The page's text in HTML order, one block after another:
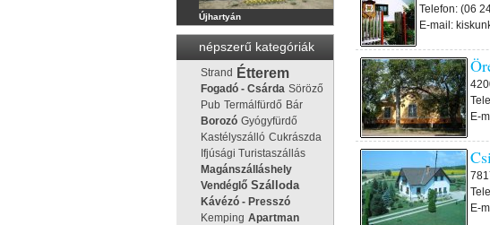
Újhartyán
népszerű kategóriák
Strand Étterem
Fogadó - Csárda Söröző
Pub Termálfürdő Bár
Borozó Gyógyfürdő
Kastélyszálló Cukrászda
Ifjúsági Turistaszállás
Magánszálláshely
Vendéglő Szálloda
Kávézó - Presszó
Kemping Apartman
Telefon: (06
E-mail:
E-
E-